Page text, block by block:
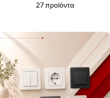
27 προϊόντα